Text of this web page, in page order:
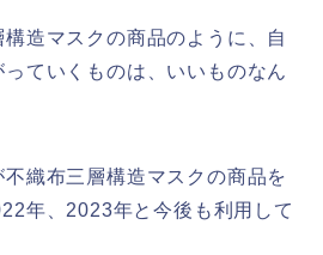
造マスクの商品のように、自
ていくものは、いいものなん
織布三層構造マスクの商品を
年、2023年と今後も利用して